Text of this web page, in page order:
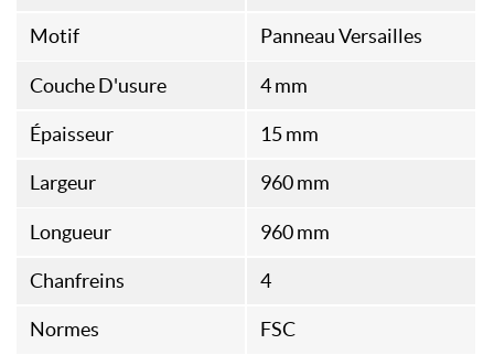
Motif Panneau Versailles
Couche D'usure 4 mm
Épaisseur 15 mm
Largeur 960 mm
Longueur 960 mm
Chanfreins 4
Normes FSC